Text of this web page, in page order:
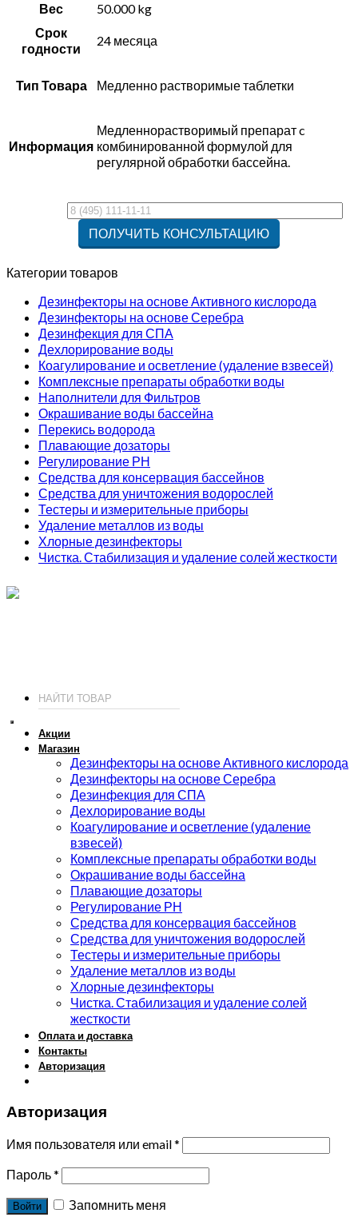
Вес
50.000 kg
Срок
годности
24 месяца
Тип Товара Медленно растворимые таблетки
Информация
Медленнорастворимый препарат c
комбинированной формулой для
регулярной обработки бассейна.
Категории товаров
Дезинфекторы на основе Активного кислорода
Дезинфекторы на основе Серебра
Дезинфекция для СПА
Дехлорирование воды
Коагулирование и осветление (удаление взвесей)
Комплексные препараты обработки воды
Наполнители для Фильтров
Окрашивание воды бассейна
Перекись водорода
Плавающие дозаторы
Регулирование РН
Средства для консервация бассейнов
Средства для уничтожения водорослей
Тестеры и измерительные приборы
Удаление металлов из воды
Хлорные дезинфекторы
Чистка. Стабилизация и удаление солей жесткости
Акции
Магазин
Дезинфекторы на основе Активного кислорода
Дезинфекторы на основе Серебра
Дезинфекция для СПА
Дехлорирование воды
Коагулирование и осветление (удаление
взвесей)
Комплексные препараты обработки воды
Окрашивание воды бассейна
Плавающие дозаторы
Регулирование РН
Средства для консервация бассейнов
Средства для уничтожения водорослей
Тестеры и измерительные приборы
Удаление металлов из воды
Хлорные дезинфекторы
Чистка. Стабилизация и удаление солей
жесткости
Оплата и доставка
Контакты
Авторизация
Авторизация
Имя пользователя или email*
Пароль*
Войти
Запомнить меня